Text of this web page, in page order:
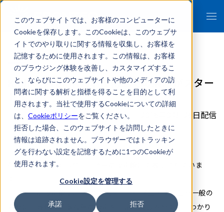
このウェブサイトでは、お客様のコンピューターに
Cookieを保存します。このCookieは、このウェブサ
イトでのやり取りに関する情報を収集し、お客様を
記憶するために使用されます。この情報は、お客様
のブラウジング体験を改善し、カスタマイズするこ
と、ならびにこのウェブサイトや他のメディアの訪
問者に関する解析と指標を得ることを目的として利
用されます。当社で使用するCookieについての詳細
は、 Cookieポリシーをご覧ください。
拒否した場合、このウェブサイトを訪問したときに
情報は追跡されません。ブラウザーではトラッキン
グを行わない設定を記憶するために1つのCookieが
使用されます。
Cookie設定を管理する
承諾 拒否
KibiroのTEPIA先端技術館での展示がスター
ト！
2016年04月26日配信
お知らせ
4月22日よりKibiroがTEPIA先端技術館にて展示されていま
TEPIA先端技術館 は、次の時代を担う中学生・高校生や一般の
方々に、最新の高度な先端技術を、より親しみやすく、わかり